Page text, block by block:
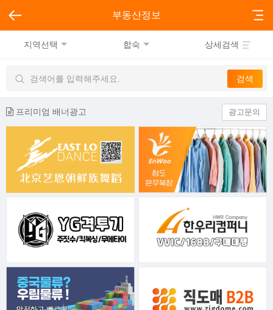
부동산정보
지역선택 합숙 상세검색
프리미엄 배너광고 광고문의